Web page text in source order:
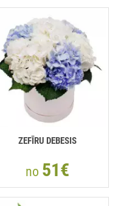
ZEFĪRU DEBESIS
no 51€